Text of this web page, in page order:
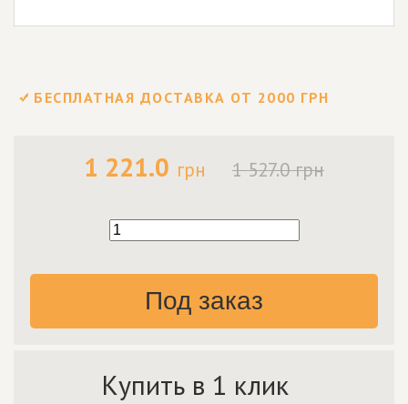
БЕСПЛАТНАЯ ДОСТАВКА ОТ 2000 ГРН
1 221.0 грн 1 527.0 грн
Под заказ
Купить в 1 клик